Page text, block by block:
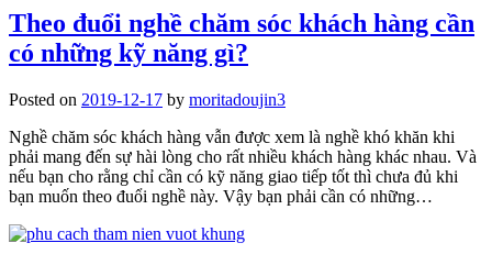
Theo đuổi nghề chăm sóc khách hàng cần
có những kỹ năng gì?
Posted on 2019-12-17 by moritadoujin3
Nghề chăm sóc khách hàng vẫn được xem là nghề khó khăn khi
phải mang đến sự hài lòng cho rất nhiều khách hàng khác nhau. Và
nếu bạn cho rằng chỉ cần có kỹ năng giao tiếp tốt thì chưa đủ khi
bạn muốn theo đuổi nghề này. Vậy bạn phải cần có những…